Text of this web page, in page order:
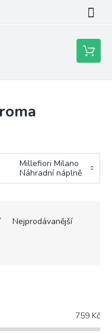
Nákupní
košík
Millefiori Milano
Náhradní náplně
Nejprodávanější
759 Kč